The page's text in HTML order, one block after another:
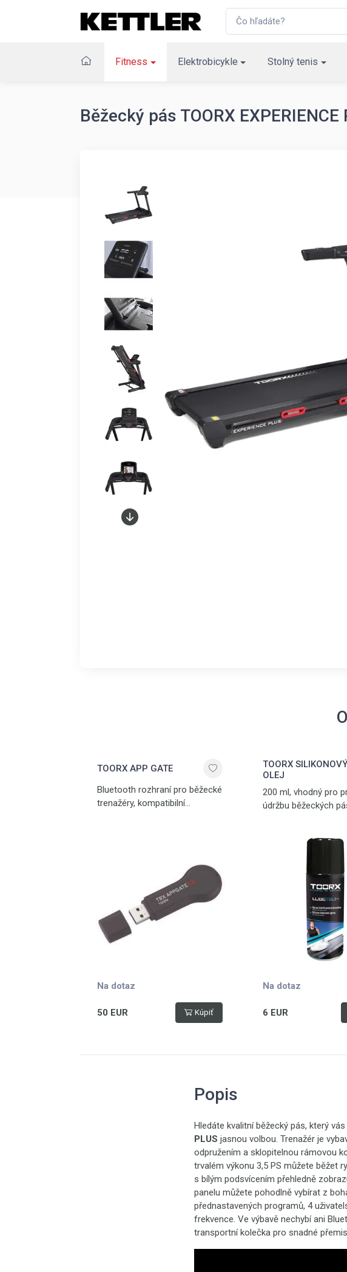
Fitness Elektrobicykle Stolný tenis
Běžecký pás TOORX EXPERIENCE
TOORX APP GATE
Bluetooth rozhraní pro běžecké
trenažéry, kompatibilní
Na dotaz
50 EUR Kúpiť
TOORX SILIKONOVÝ
OLEJ
200 ml, vhodný pro
údržbu běžeckých
Na dotaz
6 EUR
Popis
Hledáte kvalitní běžecký pás, který
PLUS jasnou volbou. Trenažér je
odpružením a sklopitelnou rámovou
trvalém výkonu 3,5 PS můžete běžet
s bílým podsvícením přehledně
panelu můžete pohodlně vybírat z
přednastavených programů, 4
frekvence. Ve výbavě nechybí ani
transportní kolečka pro snadné